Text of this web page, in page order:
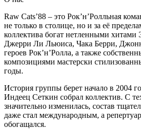
Raw Cats’88 – это Рок’н’Ролльная
не только в столице, но и за её
коллектива богат нетленными хитами
Джерри Ли Льюиса, Чака Берри,
героев Рок’н’Ролла, а также
композициями мастерски
годы.
История группы берет начало в 2004
Индеец Сеткин собрал коллектив. С
значительно изменилась, состав
даже стал международным, а
обогащался.